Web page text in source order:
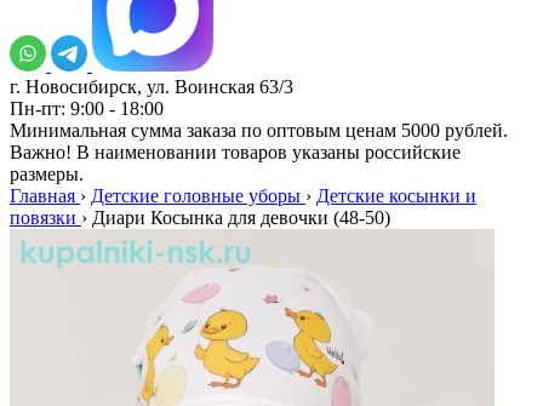
г. Новосибирск, ул. Воинская 63/3
Пн-пт: 9:00 - 18:00
Минимальная сумма заказа по оптовым ценам 5000 рублей.
Важно! В наименовании товаров указаны российские
размеры.
Главная › Детские головные уборы › Детские косынки и
повязки › Диари Косынка для девочки (48-50)